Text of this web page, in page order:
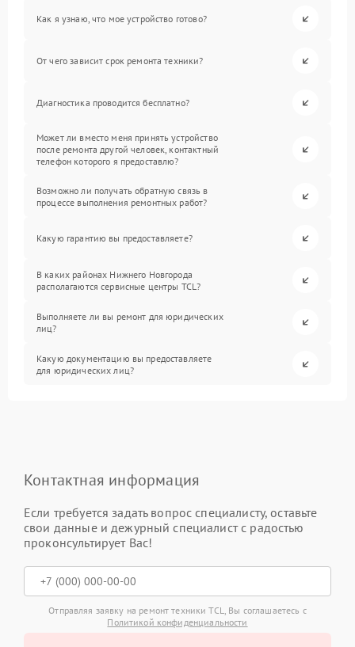
Как я узнаю, что мое устройство готово?
От чего зависит срок ремонта техники?
Диагностика проводится бесплатно?
Может ли вместо меня принять устройство
после ремонта другой человек, контактный
телефон которого я предоставлю?
Возможно ли получать обратную связь в
процессе выполнения ремонтных работ?
Какую гарантию вы предоставляете?
В каких районах Нижнего Новгорода
располагаются сервисные центры TCL?
Выполняете ли вы ремонт для юридических
лиц?
Какую документацию вы предоставляете
для юридических лиц?
Контактная информация
Если требуется задать вопрос специалисту, оставьте
свои данные и дежурный специалист с радостью
проконсультирует Вас!
Отправляя заявку на ремонт техники TCL, Вы соглашаетесь с
Политикой конфиденциальности